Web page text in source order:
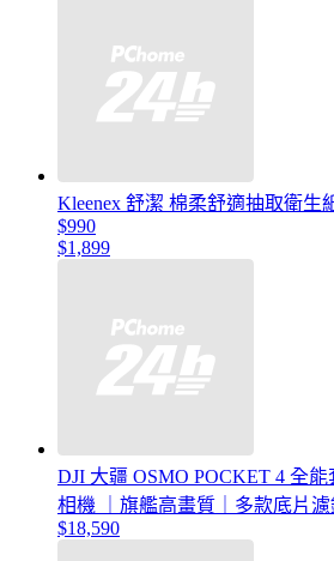
Kleenex 舒潔 棉柔舒適抽取衛生
$990
$1,899
DJI 大疆 OSMO POCKET 4 全
相機 ｜旗艦高畫質｜多款底片濾
$18,590